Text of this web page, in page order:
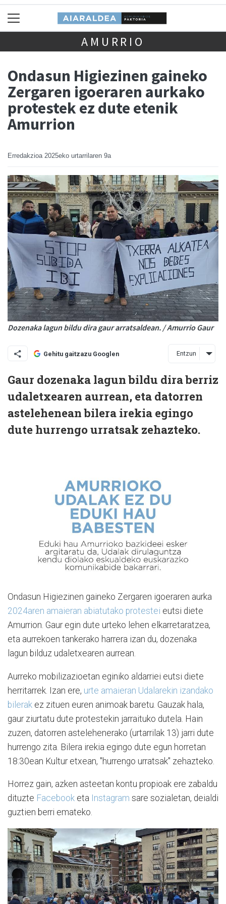
AMURRIO
Ondasun Higiezinen gaineko
Zergaren igoeraren aurkako
protestek ez dute etenik
Amurrion
Erredakzioa 2025eko urtarrilaren 9a
Dozenaka lagun bildu dira gaur arratsaldean. / Amurrio Gaur
Gehitu gaitzazu Googlen Entzun
Gaur dozenaka lagun bildu dira berriz
udaletxearen aurrean, eta datorren
astelehenean bilera irekia egingo
dute hurrengo urratsak zehazteko.
Ondasun Higiezinen gaineko Zergaren igoeraren aurka
2024aren amaieran abiatutako protestei eutsi diete
Amurrion. Gaur egin dute urteko lehen elkarretaratzea,
eta aurrekoen tankerako harrera izan du, dozenaka
lagun bilduz udaletxearen aurrean.
Aurreko mobilizazioetan eginiko aldarriei eutsi diete
herritarrek. Izan ere, urte amaieran Udalarekin izandako
bilerak ez zituen euren animoak baretu. Gauzak hala,
gaur ziurtatu dute protestekin jarraituko dutela. Hain
zuzen, datorren astelehenerako (urtarrilak 13) jarri dute
hurrengo zita. Bilera irekia egingo dute egun horretan
18:30ean Kultur etxean, "hurrengo urratsak" zehazteko.
Horrez gain, azken asteetan kontu propioak ere zabaldu
dituzte Facebook eta Instagram sare sozialetan, deialdi
guztien berri emateko.